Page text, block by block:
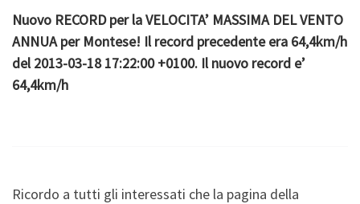
Nuovo RECORD per la VELOCITA’ MASSIMA DEL VENTO
ANNUA per Montese! Il record precedente era 64,4km/h
del 2013-03-18 17:22:00 +0100. Il nuovo record e’
64,4km/h
Ricordo a tutti gli interessati che la pagina della